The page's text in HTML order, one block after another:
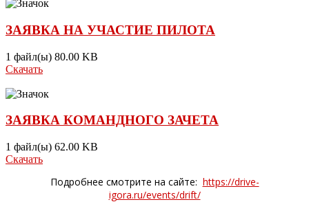
ЗАЯВКА НА УЧАСТИЕ ПИЛОТА
1 файл(ы) 80.00 KB
Скачать
ЗАЯВКА КОМАНДНОГО ЗАЧЕТА
1 файл(ы) 62.00 KB
Скачать
Подробнее смотрите на сайте: https://drive-
igora.ru/events/drift/